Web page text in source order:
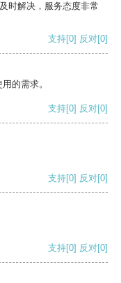
时解决，服务态度非常
支持[0] 反对[0]
的需求。
支持[0] 反对[0]
支持[0] 反对[0]
支持[0] 反对[0]